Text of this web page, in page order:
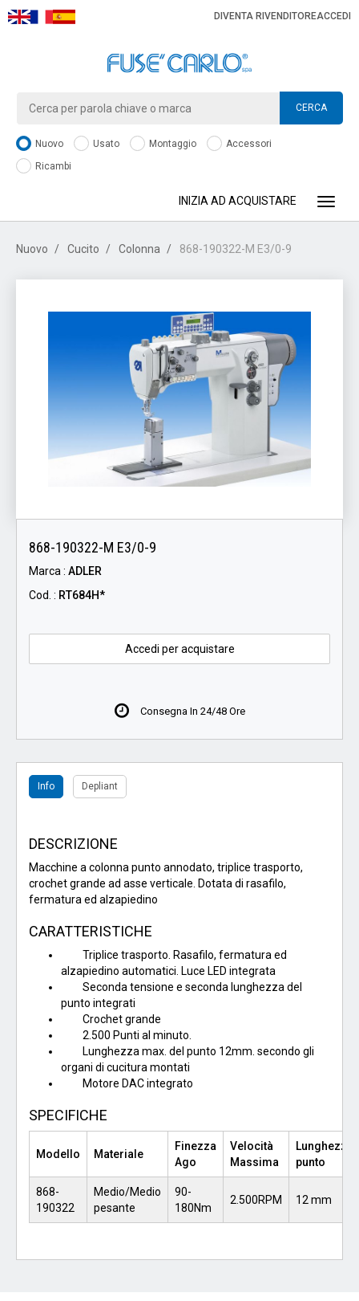
DIVENTA RIVENDITOREACCEDI
CERCA
Nuovo Usato Montaggio
Accessori
Ricambi
INIZIA AD ACQUISTARE
Nuovo Cucito Colonna 868-190322-M E3/0-9
868-190322-M E3/0-9
Marca : ADLER
Cod. : RT684H*
Accedi per acquistare
Consegna In 24/48 Ore
Info Depliant
DESCRIZIONE
Macchine a colonna punto annodato, triplice trasporto,
crochet grande ad asse verticale. Dotata di rasafilo,
fermatura ed alzapiedino
CARATTERISTICHE
Triplice trasporto. Rasafilo, fermatura ed
alzapiedino automatici. Luce LED integrata
Seconda tensione e seconda lunghezza del
punto integrati
Crochet grande
2.500 Punti al minuto.
Lunghezza max. del punto 12mm. secondo gli
organi di cucitura montati
Motore DAC integrato
SPECIFICHE
Modello Materiale
Finezza
Ago
Velocità
Massima
Lunghezza
punto
868-
190322
Medio/Medio
pesante
90-
180Nm
2.500RPM 12 mm